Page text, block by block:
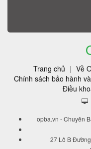
Trang chủ | Về
Chính sách bảo hành
Điều
opba.vn - Chuyên
27 Lô B